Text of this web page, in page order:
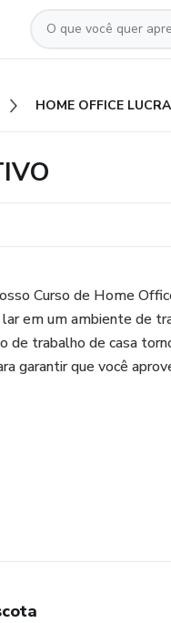
Curso de Home
em um ambiente de
de trabalho de casa
garantir que você